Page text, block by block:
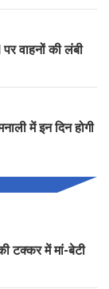
वाहनों की लंबी
में इन दिन होगी
टक्कर में मां-बेटी